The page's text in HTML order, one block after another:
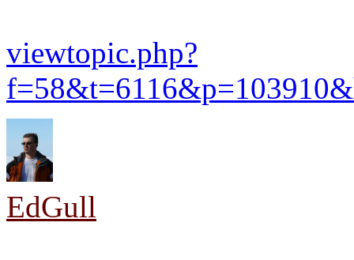
viewtopic.php?
EdGull